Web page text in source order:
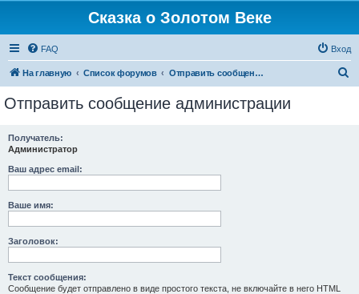
Сказка о Золотом Веке
FAQ Вход
На главную Список форумов Отправить сообщение администрации
Отправить сообщение администрации
Получатель:
Администратор
Ваш адрес email:
Ваше имя:
Заголовок:
Текст сообщения:
Сообщение будет отправлено в виде простого текста, не включайте в него HTML